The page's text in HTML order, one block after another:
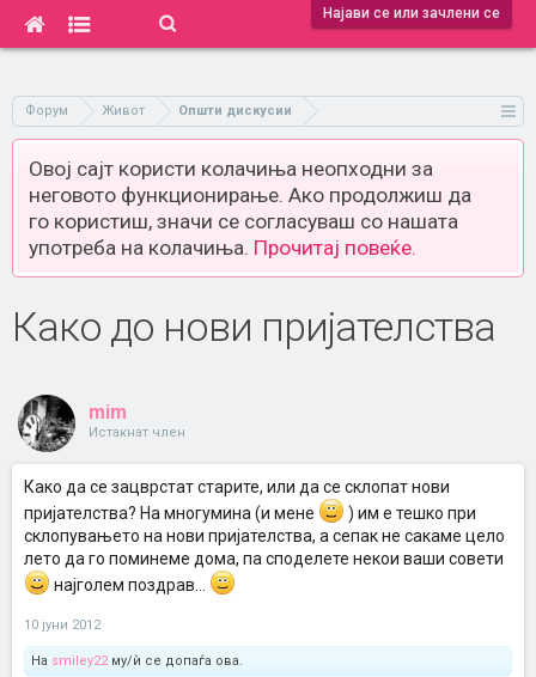
Најави се или зачлени се
Форум Живот Општи дискусии
Овој сајт користи колачиња неопходни за
неговото функционирање. Ако продолжиш да
го користиш, значи се согласуваш со нашата
употреба на колачиња. Прочитај повеќе.
Како до нови пријателства
mim
Истакнат член
Како да се зацврстат старите, или да се склопат нови
пријателства? На многумина (и мене
) им е тешко при
склопувањето на нови пријателства, а сепак не сакаме цело
лето да го поминеме дома, па споделете некои ваши совети
најголем поздрав...
10 јуни 2012
На smiley22му/ѝ се допаѓа ова.